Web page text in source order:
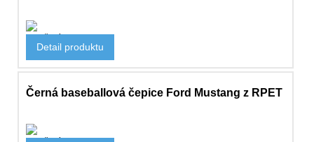
323 Kč
Detail produktu
Černá baseballová čepice Ford Mustang z RPET